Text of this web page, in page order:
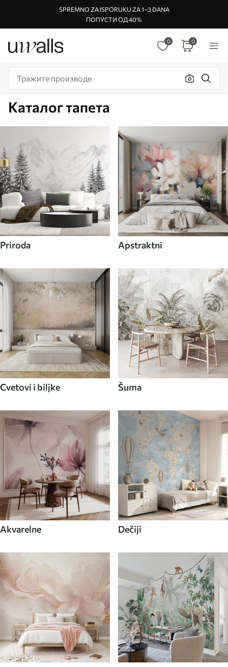
SPREMNO ZA ISPORUKU ZA 1–3 DANA
ПОПУСТИ ОД 40%
0 0
Каталог тапета
Priroda Apstraktni
Cvetovi i biljke Šuma
Akvarelne Dečiji